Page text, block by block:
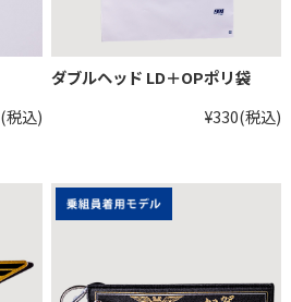
(税込)
ダブルヘッド LD＋OPポリ袋
¥330(税込)